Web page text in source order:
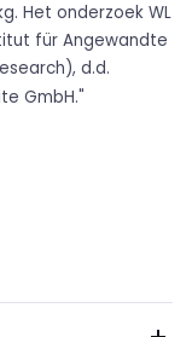
Het onderzoek WL
für Angewandte
d.d.
GmbH."